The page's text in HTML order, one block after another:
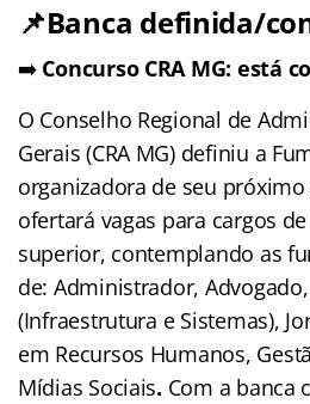
📌Banca definida/
➡️ Concurso CRA MG: está
O Conselho Regional de
Gerais (CRA MG) definiu a
organizadora de seu
ofertará vagas para cargos
superior, contemplando as
de: Administrador,
(Infraestrutura e Sistemas),
em Recursos Humanos,
Mídias Sociais. Com a banca